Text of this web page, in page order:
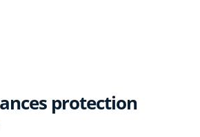
protection